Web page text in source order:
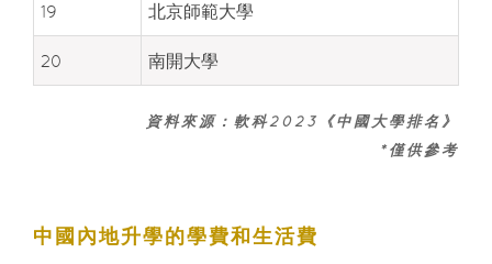
19 北京師範大學
20 南開大學
資料來源：軟科2023《中國大學排名》
*僅供參考
中國內地升學的學費和生活費